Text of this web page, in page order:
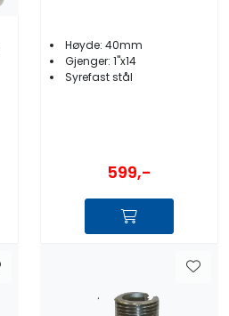
Høyde: 40mm
Gjenger: 1''x14
Syrefast stål
599,-